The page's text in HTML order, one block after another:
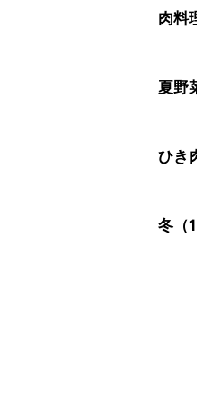
※
肉料
夏野
ひき
冬（